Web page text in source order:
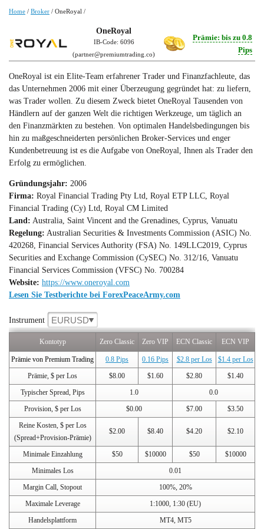
Home / Broker / OneRoyal /
OneRoyal
IB-Code: 6096
(partner@premiumtrading.co)
Prämie: bis zu 0.8
Pips
OneRoyal ist ein Elite-Team erfahrener Trader und Finanzfachleute, das
das Unternehmen 2006 mit einer Überzeugung gegründet hat: zu liefern,
was Trader wollen. Zu diesem Zweck bietet OneRoyal Tausenden von
Händlern auf der ganzen Welt die richtigen Werkzeuge, um täglich an
den Finanzmärkten zu bestehen. Von optimalen Handelsbedingungen bis
hin zu maßgeschneiderten persönlichen Broker-Services und enger
Kundenbetreuung ist es die Aufgabe von OneRoyal, Ihnen als Trader den
Erfolg zu ermöglichen.
Gründungsjahr: 2006
Firma: Royal Financial Trading Pty Ltd, Royal ETP LLC, Royal
Financial Trading (Cy) Ltd, Royal CM Limited
Land: Australia, Saint Vincent and the Grenadines, Cyprus, Vanuatu
Regelung: Australian Securities & Investments Commission (ASIC) No.
420268, Financial Services Authority (FSA) No. 149LLC2019, Cyprus
Securities and Exchange Commission (CySEC) No. 312/16, Vanuatu
Financial Services Commission (VFSC) No. 700284
Website: https://www.oneroyal.com
Lesen Sie Testberichte bei ForexPeaceArmy.com
Instrument EURUSD
Kontotyp Zero Classic Zero VIP ECN Classic ECN VIP
Prämie von Premium Trading 0.8 Pips 0.16 Pips $2.8 per Los
$1.4 per Los
Prämie, $ per Los
$8.00 $1.60 $2.80
$1.40
Typischer Spread, Pips
1.0
0.0
Provision, $ per Los
$0.00 $7.00
$3.50
Reine Kosten, $ per Los
(Spread+Provision-Prämie)
$2.00 $8.40 $4.20 $2.10
Minimale Einzahlung $50 $10000 $50
$10000
Minimales Los
0.01
Margin Call, Stopout
100%, 20%
Maximale Leverage
1:1000, 1:30 (EU)
Handelsplattform
MT4, MT5